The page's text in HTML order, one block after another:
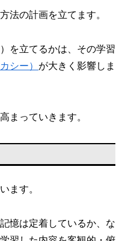
法の計画を立てます。
を立てるかは、その学習
シー） が大きく影響しま
まっていきます。
ます。
憶は定着しているか、な